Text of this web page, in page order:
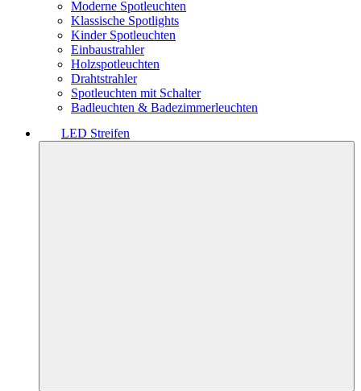
Moderne Spotleuchten
Klassische Spotlights
Kinder Spotleuchten
Einbaustrahler
Holzspotleuchten
Drahtstrahler
Spotleuchten mit Schalter
Badleuchten & Badezimmerleuchten
LED Streifen